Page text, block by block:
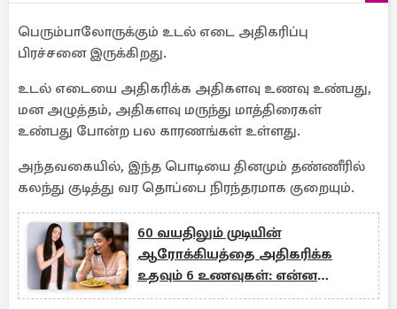
பெரும்பாலோருக்கும் உடல் எடை அதிகரிப்பு
பிரச்சனை இருக்கிறது.
உடல் எடையை அதிகரிக்க அதிகளவு உணவு உண்பது,
மன அழுத்தம், அதிகளவு மருந்து மாத்திரைகள்
உண்பது போன்ற பல காரணங்கள் உள்ளது.
அந்தவகையில், இந்த பொடியை தினமும் தண்ணீரில்
கலந்து குடித்து வர தொப்பை நிரந்தரமாக குறையும்.
60 வயதிலும் முடியின்
ஆரோக்கியத்தை அதிகரிக்க
உதவும் 6 உணவுகள்: என்ன
தெரியுமா?